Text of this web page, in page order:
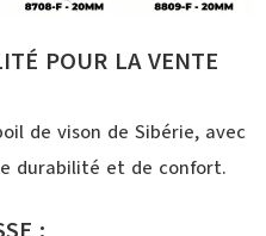
POUR LA VENTE
de vison de Sibérie, avec
durabilité et de confort.